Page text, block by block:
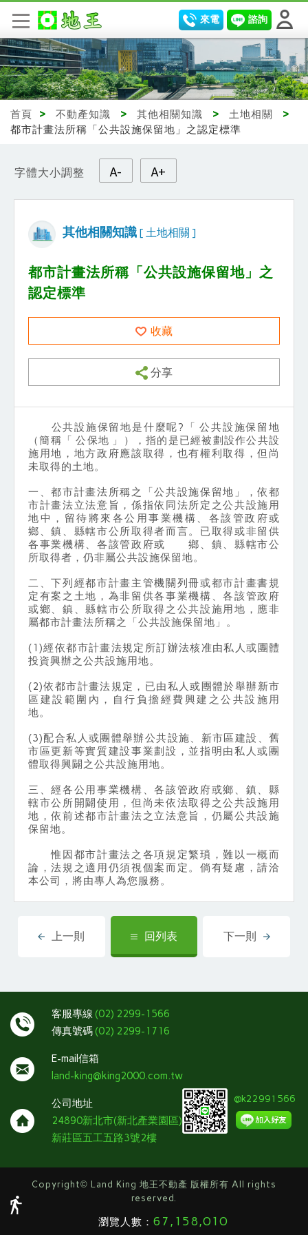
諮詢
來電
首頁 > 不動產知識 > 其他相關知識 > 土地相關
>
都市計畫法所稱「公共設施保留地」之認定標準
其他相關知識 [ 土地相關 ]
字體大小調整 A- A+
都市計畫法所稱「公共設施保留地」之
認定標準
收藏
分享
公共設施保留地是什麼呢?「 公共設施保留地
（簡稱「 公保地 」），指的是已經被劃設作公共設
施用地，地方政府應該取得，也有權利取得，但尚
未取得的土地。
一、都市計畫法所稱之「公共設施保留地」，依都
市計畫法立法意旨，係指依同法所定之公共設施用
地中，留待將來各公用事業機構、各該管政府或
鄉、鎮、縣轄市公所取得者而言。已取得或非留供
各事業機構、各該管政府或 鄉、鎮、縣轄市公
所取得者，仍非屬公共設施保留地。
二、下列經都市計畫主管機關列冊或都市計畫書規
定有案之土地，為非留供各事業機構、各該管政府
或鄉、鎮、縣轄市公所取得之公共設施用地，應非
屬都市計畫法所稱之「公共設施保留地」。
(1)經依都市計畫法規定所訂辦法核准由私人或團體
投資興辦之公共設施用地。
(2)依都市計畫法規定，已由私人或團體於舉辦新市
區建設範圍內，自行負擔經費興建之公共設施用
地。
(3)配合私人或團體舉辦公共設施、新市區建設、舊
市區更新等實質建設事業劃設，並指明由私人或團
體取得興闢之公共設施用地。
三、經各公用事業機構、各該管政府或鄉、鎮、縣
轄市公所開闢使用，但尚未依法取得之公共設施用
地，依前述都市計畫法之立法意旨，仍屬公共設施
保留地。
惟因都市計畫法之各項規定繁瑣，難以一概而
論，法規之適用仍須視個案而定。倘有疑慮，請洽
本公司，將由專人為您服務。
上一則 回列表 下一則
客服專線 (02) 2299-1566
傳真號碼(02) 2299-1716
E-mail信箱
land-king@king2000.com.tw
公司地址
24890新北市(新北產業園區)
新莊區五工五路3號2樓
@k22991566
Copyright© Land King 地王不動產 版權所有 All rights
reserved.
瀏覽人數： 67,158,010